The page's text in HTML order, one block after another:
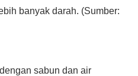
banyak darah. (Sumber:
sabun dan air